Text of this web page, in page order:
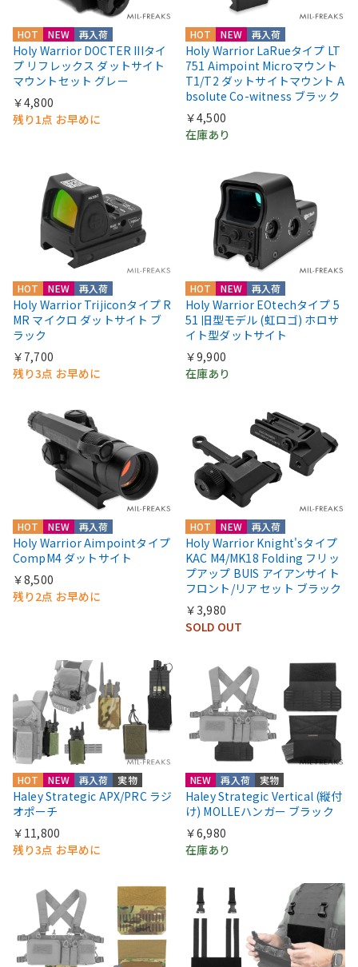
HOT NEW 再入荷
Holy Warrior DOCTER IIIタイ
プ リフレックス ダットサイト
マウントセット グレー
￥4,800
残り1点 お早めに
HOT NEW 再入荷
Holy Warrior LaRueタイプ LT
751 Aimpoint Microマウント
T1/T2 ダットサイトマウント A
bsolute Co-witness ブラック
￥4,500
在庫あり
HOT NEW 再入荷
Holy Warrior Trijiconタイプ R
MR マイクロ ダットサイト ブ
ラック
￥7,700
残り3点 お早めに
HOT NEW 再入荷
Holy Warrior EOtechタイプ 5
51 旧型モデル (虹ロゴ) ホロサ
イト型ダットサイト
￥9,900
在庫あり
HOT NEW 再入荷
Holy Warrior Aimpointタイプ
CompM4 ダットサイト
￥8,500
残り2点 お早めに
HOT NEW 再入荷
Holy Warrior Knight'sタイプ
KAC M4/MK18 Folding フリッ
プアップ BUIS アイアンサイト
フロント/リア セット ブラック
￥3,980
SOLD OUT
HOT NEW 再入荷 実物
Haley Strategic APX/PRC ラジ
オポーチ
￥11,800
残り3点 お早めに
NEW 再入荷 実物
Haley Strategic Vertical (縦付
け) MOLLEハンガー ブラック
￥6,980
在庫あり